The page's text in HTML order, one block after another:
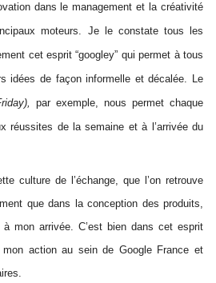
dans le management et la créativité
moteurs. Je le constate tous les
cet esprit “googley” qui permet à tous
idées de façon informelle et décalée. Le
par exemple, nous permet chaque
réussites de la semaine et à l’arrivée du
culture de l’échange, que l’on retrouve
que dans la conception des produits,
à mon arrivée. C’est bien dans cet esprit
action au sein de Google France et